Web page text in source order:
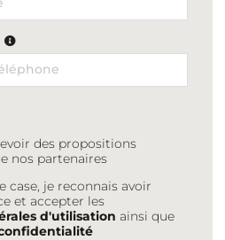
des propositions
nos partenaires
case, je reconnais avoir
et accepter les
d'utilisation ainsi que